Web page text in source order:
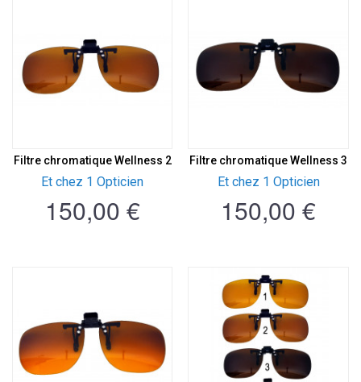
Filtre chromatique Wellness 2
Et chez 1 Opticien
150,00 €
Filtre chromatique Wellness 3
Et chez 1 Opticien
150,00 €